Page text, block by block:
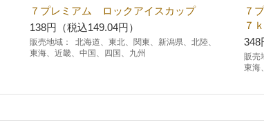
７プレミアム ロックアイスカップ
138円（税込149.04円）
販売地域：
北海道、東北、関東、新潟県、北陸、
東海、近畿、中国、四国、九州
７
７
348
販売
東海